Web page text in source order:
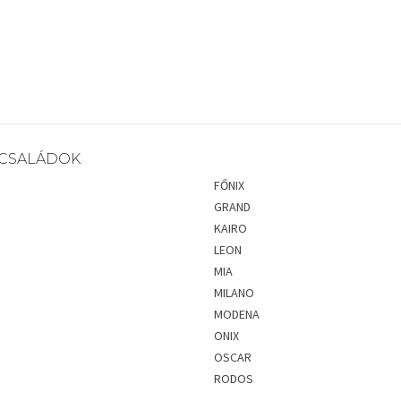
FŐNIX
GRAND
KAIRO
LEON
MIA
MILANO
MODENA
ONIX
OSCAR
RODOS